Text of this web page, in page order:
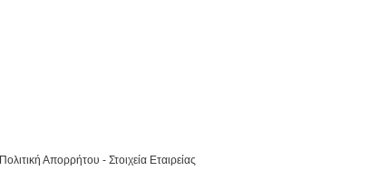
Πολιτική Απορρήτου - Στοιχεία Εταιρείας